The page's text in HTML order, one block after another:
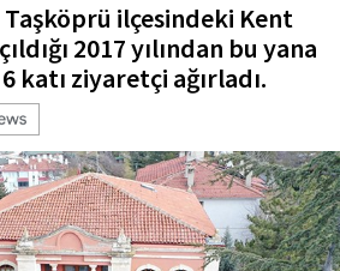
ilçesindeki Kent
2017 yılından bu yana
katı ziyaretçi ağırladı.